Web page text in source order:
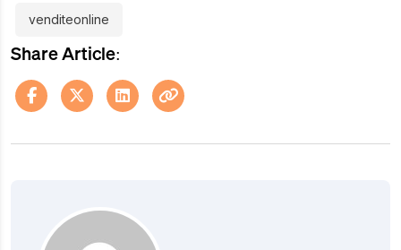
venditeonline
Share Article: